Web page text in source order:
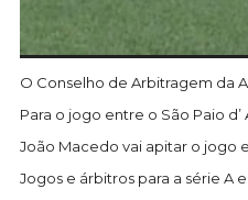
O Conselho de Arbitragem da
Para o jogo entre o São Paio
João Macedo vai apitar o jogo
Jogos e árbitros para a série A